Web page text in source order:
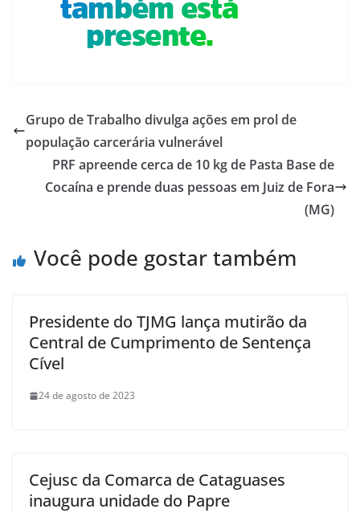
Grupo de Trabalho divulga ações em prol de
população carcerária vulnerável
PRF apreende cerca de 10 kg de Pasta Base de
Cocaína e prende duas pessoas em Juiz de Fora
(MG)
Você pode gostar também
Presidente do TJMG lança mutirão da
Central de Cumprimento de Sentença
Cível
24 de agosto de 2023
Cejusc da Comarca de Cataguases
inaugura unidade do Papre